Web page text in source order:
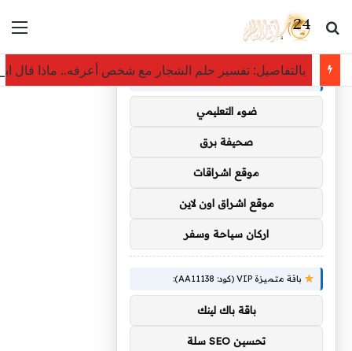
بحث عن
بالتفاصيل: تفسير حلم الشجار مع شخص أعرفه.. ماذا قال
توصيات :
باقة متميزة VIP (كود: AA35872):
ضوء التعليمي
صحيفة برق
موقع اشراقات
موقع اشراق اون لاين
اركان سياحة وسفر
باقة متميزة VIP (كود: AA11138):
باقة باك لينك
تحسين SEO سلة